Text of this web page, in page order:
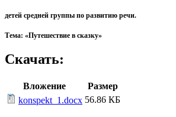
детей средней группы по развитию речи.
Тема: «Путешествие в сказку»
Скачать:
Вложение
Размер
konspekt_1.docx 56.86 КБ